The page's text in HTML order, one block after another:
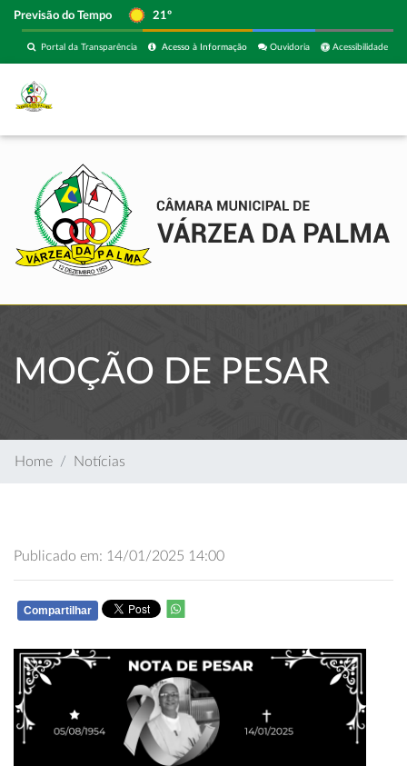
Previsão do Tempo 21º
Acessibilidade
Ouvidoria
Acesso à Informação
Portal da Transparência
MOÇÃO DE PESAR
Home Notícias
Publicado em: 14/01/2025 14:00
Compartilhar